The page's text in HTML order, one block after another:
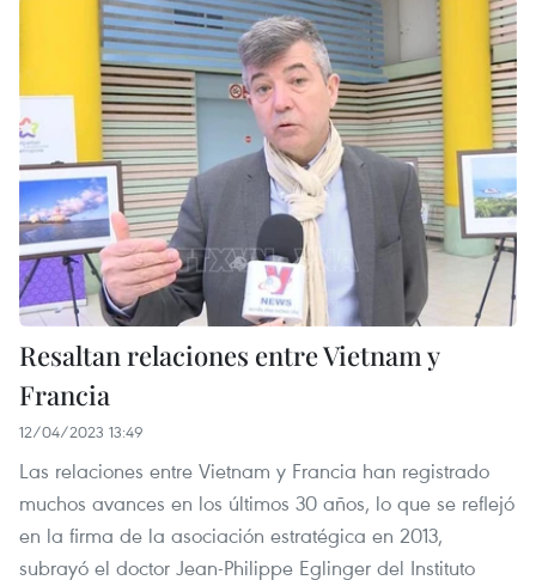
Resaltan relaciones entre Vietnam y
Francia
12/04/2023 13:49
Las relaciones entre Vietnam y Francia han registrado
muchos avances en los últimos 30 años, lo que se reflejó
en la firma de la asociación estratégica en 2013,
subrayó el doctor Jean-Philippe Eglinger del Instituto